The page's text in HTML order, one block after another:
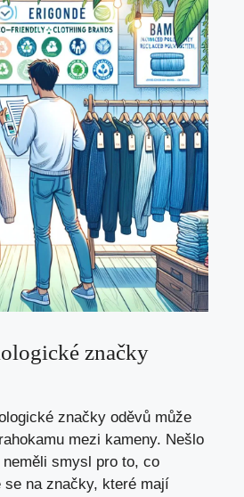
značky
značky oděvů může
mezi kameny. Nešlo
smysl pro to, co
se na značky, které mají